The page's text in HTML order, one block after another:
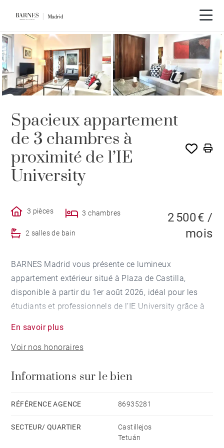
Spacieux appartement
de 3 chambres à
proximité de l’IE
University
3 pièces 3 chambres
2 salles de bain
2 500 € /
mois
BARNES Madrid vous présente ce lumineux
appartement extérieur situé à Plaza de Castilla,
disponible à partir du 1er août 2026, idéal pour les
étudiants et professionnels de l’IE University grâce à
est en très bon état et se distingue par la qualité de
ses prestations, ses beaux volumes et son élégante
chaleur et personnalité à chaque espace.
Entièrement meublé et équipé, l’appartement dispose
distribution confortable et fonctionnelle, pensée pour
En savoir plus
Voir nos honoraires
Informations sur le bien
RÉFÉRENCE AGENCE 86935281
SECTEUR/ QUARTIER
Castillejos
Tetuán